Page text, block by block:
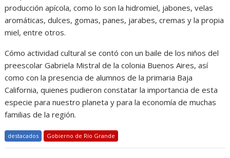
producción apícola, como lo son la hidromiel, jabones, velas
aromáticas, dulces, gomas, panes, jarabes, cremas y la propia
miel, entre otros.
Cómo actividad cultural se contó con un baile de los niños del
preescolar Gabriela Mistral de la colonia Buenos Aires, así
como con la presencia de alumnos de la primaria Baja
California, quienes pudieron constatar la importancia de esta
especie para nuestro planeta y para la economía de muchas
familias de la región.
destacados Gobierno de Río Grande